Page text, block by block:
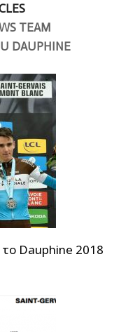
TEAM
DAUPHINE
Dauphine 2018